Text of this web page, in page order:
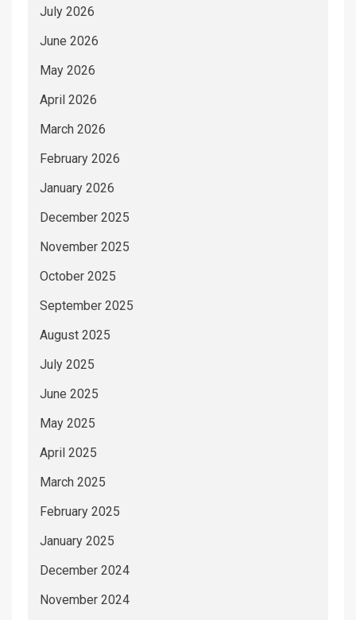
July 2026
June 2026
May 2026
April 2026
March 2026
February 2026
January 2026
December 2025
November 2025
October 2025
September 2025
August 2025
July 2025
June 2025
May 2025
April 2025
March 2025
February 2025
January 2025
December 2024
November 2024